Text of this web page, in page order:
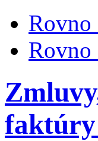
Rovno
Rovno
faktúry